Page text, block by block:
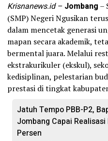
Krisnanews.id – Jombang –
(SMP) Negeri Ngusikan
dalam mencetak generasi
mapan secara akademik,
bermental juara. Melalui
ekstrakurikuler (ekskul),
kedisiplinan, pelestarian
prestasi di tingkat
Jatuh Tempo PBB-P2,
Jombang Capai
Persen